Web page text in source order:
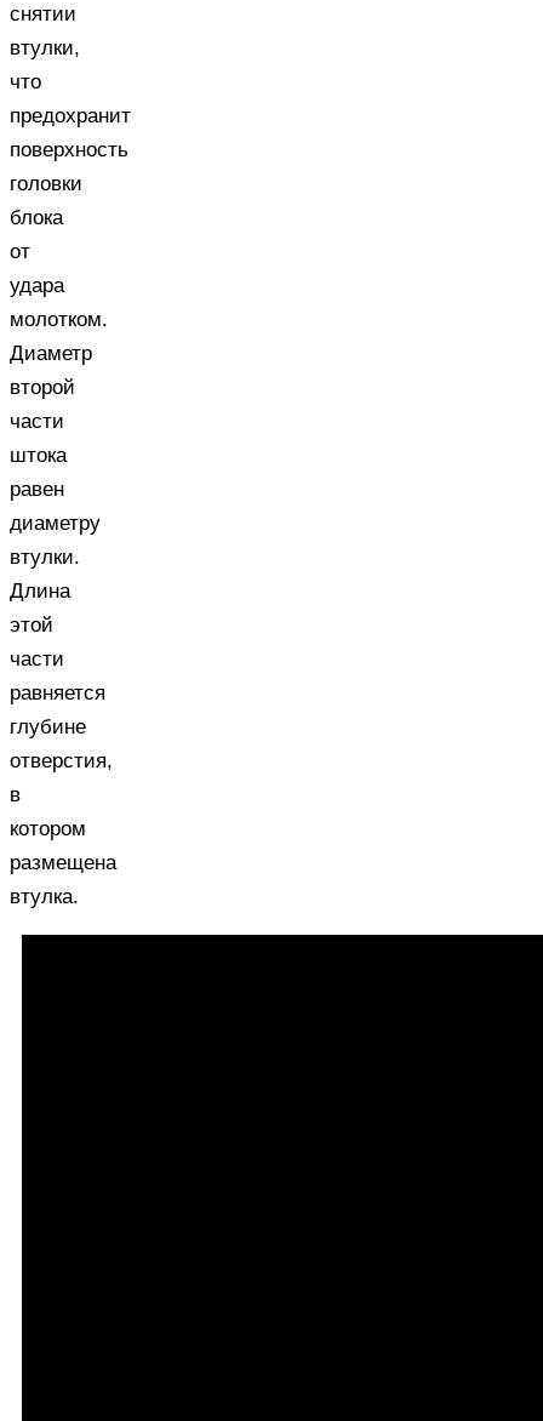
снятии
втулки,
что
предохранит
поверхность
головки
блока
от
удара
молотком.
Диаметр
второй
части
штока
равен
диаметру
втулки.
Длина
этой
части
равняется
глубине
отверстия,
в
котором
размещена
втулка.